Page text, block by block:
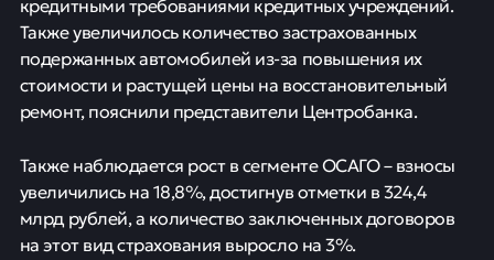
Также увеличилось количество застрахованных
подержанных автомобилей из-за повышения их
стоимости и растущей цены на восстановительный
ремонт, пояснили представители Центробанка.
Также наблюдается рост в сегменте ОСАГО – взносы
увеличились на 18,8%, достигнув отметки в 324,4
млрд рублей, а количество заключенных договоров
на этот вид страхования выросло на 3%.